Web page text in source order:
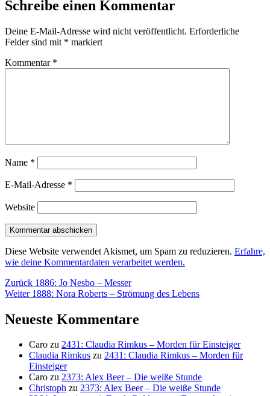
Schreibe einen Kommentar
Deine E-Mail-Adresse wird nicht veröffentlicht. Erforderliche
Felder sind mit * markiert
Kommentar *
Name *
E-Mail-Adresse *
Website
Diese Website verwendet Akismet, um Spam zu reduzieren. Erfahre,
wie deine Kommentardaten verarbeitet werden.
Beitragsnavigation
Zurück Vorheriger
Beitrag:
1886: Jo Nesbo – Messer
Weiter Nächster
1888: Nora Roberts – Strömung des Lebens
Neueste Kommentare
Caro zu 2431: Claudia Rimkus – Morden für Einsteiger
Claudia Rimkus zu 2431: Claudia Rimkus – Morden für
Einsteiger
Caro zu 2373: Alex Beer – Die weiße Stunde
Christoph zu 2373: Alex Beer – Die weiße Stunde